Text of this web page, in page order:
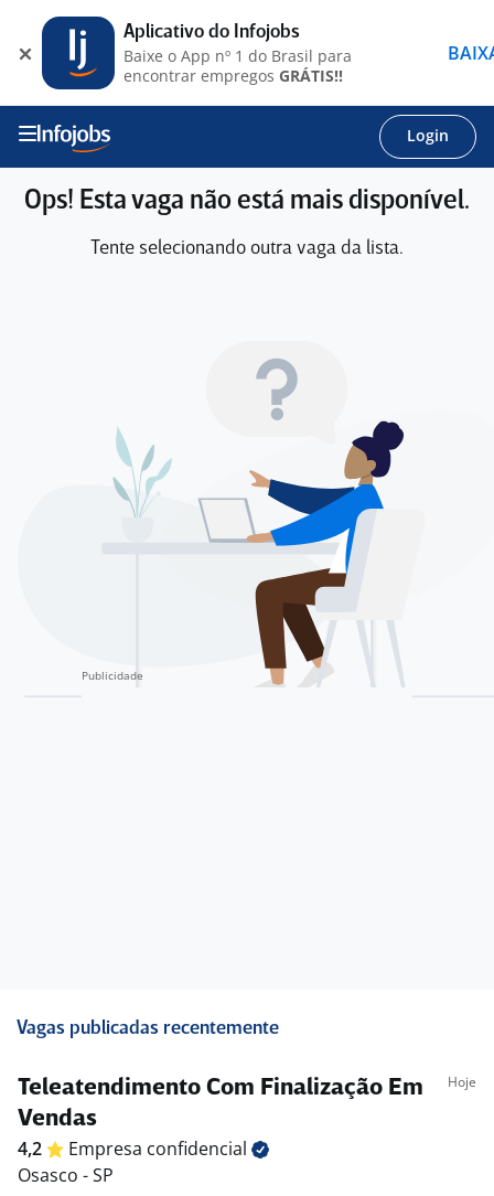
Login
Ops! Esta vaga não está mais disponível.
Tente selecionando outra vaga da lista.
Vagas publicadas recentemente
Teleatendimento Com Finalização Em
Vendas
Hoje
4,2 Empresa confidencial
Osasco - SP
Aplicativo do Infojobs
Baixe o App nº 1 do Brasil para
encontrar empregos GRÁTIS!!